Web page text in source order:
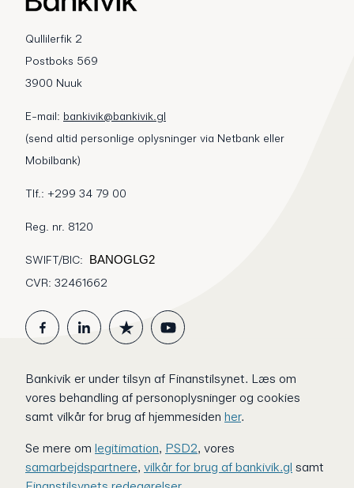
Qullilerfik 2
Postboks 569
3900 Nuuk
E-mail: bankivik@bankivik.gl
(send altid personlige oplysninger via Netbank eller
Mobilbank)
Tlf.: +299 34 79 00
Reg. nr. 8120
SWIFT/BIC:
BANOGLG2
CVR: 32461662
Bankivik er under tilsyn af Finanstilsynet. Læs om
vores behandling af personoplysninger og cookies
samt vilkår for brug af hjemmesiden her.
Se mere om legitimation, PSD2, vores
samarbejdspartnere, vilkår for brug af bankivik.gl samt